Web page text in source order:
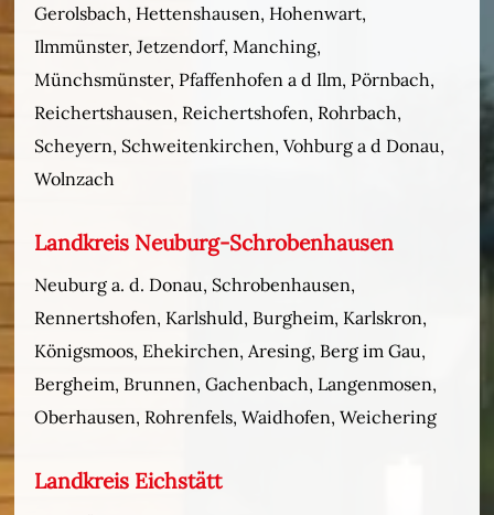
Gerolsbach, Hettenshausen, Hohenwart,
Ilmmünster, Jetzendorf, Manching,
Münchsmünster, Pfaffenhofen a d Ilm, Pörnbach,
Reichertshausen, Reichertshofen, Rohrbach,
Scheyern, Schweitenkirchen, Vohburg a d Donau,
Wolnzach
Landkreis Neuburg-Schrobenhausen
Neuburg a. d. Donau, Schrobenhausen,
Rennertshofen, Karlshuld, Burgheim, Karlskron,
Königsmoos, Ehekirchen, Aresing, Berg im Gau,
Bergheim, Brunnen, Gachenbach, Langenmosen,
Oberhausen, Rohrenfels, Waidhofen, Weichering
Landkreis Eichstätt